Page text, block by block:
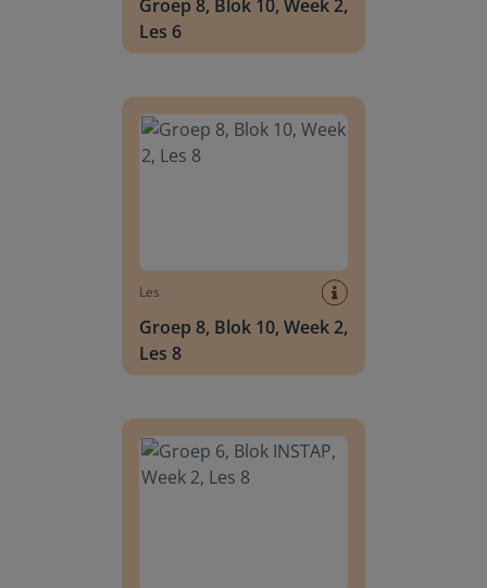
Groep 8, Blok 10, Week 2,
Les 6
Les
Groep 8, Blok 10, Week 2,
Les 8